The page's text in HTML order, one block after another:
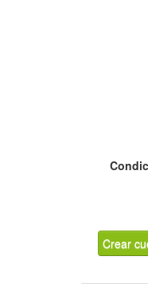
Crear